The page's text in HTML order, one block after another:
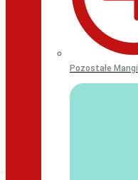
Pozostałe Mangi